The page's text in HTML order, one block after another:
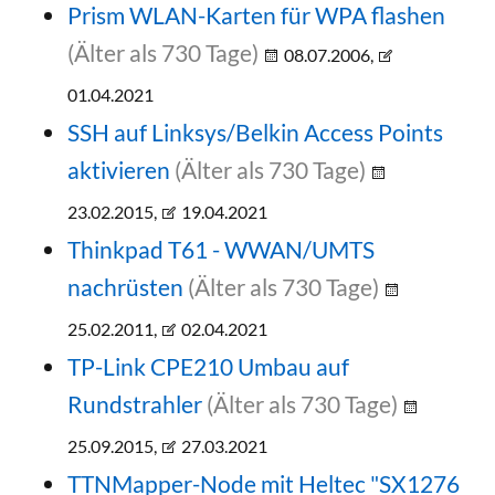
Prism WLAN-Karten für WPA flashen
(Älter als 730 Tage)
08.07.2006,
01.04.2021
SSH auf Linksys/Belkin Access Points
aktivieren (Älter als 730 Tage)
23.02.2015, 19.04.2021
Thinkpad T61 - WWAN/UMTS
nachrüsten (Älter als 730 Tage)
25.02.2011, 02.04.2021
TP-Link CPE210 Umbau auf
Rundstrahler (Älter als 730 Tage)
25.09.2015, 27.03.2021
TTNMapper-Node mit Heltec "SX1276